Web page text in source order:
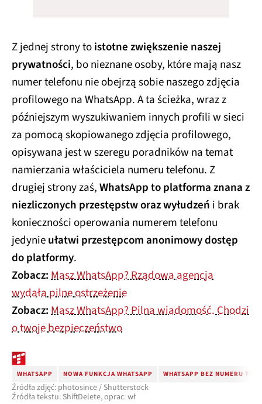
Z jednej strony toistotne zwiększenie naszej
prywatności, bo nieznane osoby, które mają nasz
numer telefonu nie obejrzą sobie naszego zdjęcia
profilowego na WhatsApp. A ta ścieżka, wraz z
późniejszym wyszukiwaniem innych profili w sieci
za pomocą skopiowanego zdjęcia profilowego,
opisywana jest w szeregu poradników na temat
namierzania właściciela numeru telefonu. Z
drugiej strony zaś,WhatsApp to platforma znana z
niezliczonych przestępstw oraz wyłudzeń i brak
konieczności operowania numerem telefonu
jedynieułatwi przestępcom anonimowy dostęp
do platformy.
Zobacz:Masz WhatsApp? Rządowa agencja
wydała pilne ostrzeżenie
Zobacz:Masz WhatsApp? Pilna wiadomość. Chodzi
o twoje bezpieczeństwo
WHATSAPP NOWA FUNKCJA WHATSAPP WHATSAPP BEZ NUMERU
Źródła zdjęć: photosince / Shutterstock
Źródła tekstu: ShiftDelete, oprac. wł